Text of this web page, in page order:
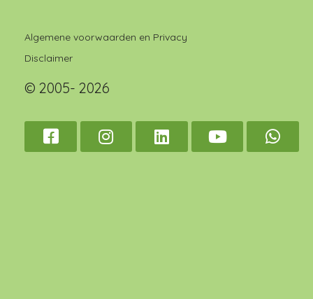
Algemene voorwaarden en Privacy
Disclaimer
© 2005- 2026